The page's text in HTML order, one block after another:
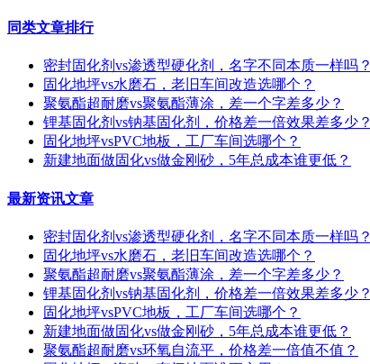
同类文章排行
密封固化剂vs渗透型硬化剂，名字不同本质一样吗？
固化地坪vs水磨石，老旧车间改造选哪个？
聚氨酯超耐磨vs聚氨酯薄涂，差一个字差多少？
锂基固化剂vs钠基固化剂，价格差一倍效果差多少？
固化地坪vsPVC地板，工厂车间选哪个？
新建地面做固化vs做金刚砂，5年总成本谁更低？
最新资讯文章
密封固化剂vs渗透型硬化剂，名字不同本质一样吗？
固化地坪vs水磨石，老旧车间改造选哪个？
聚氨酯超耐磨vs聚氨酯薄涂，差一个字差多少？
锂基固化剂vs钠基固化剂，价格差一倍效果差多少？
固化地坪vsPVC地板，工厂车间选哪个？
新建地面做固化vs做金刚砂，5年总成本谁更低？
聚氨酯超耐磨vs环氧自流平，价格差一倍值不值？